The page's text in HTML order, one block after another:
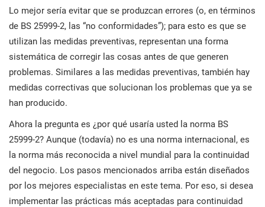
Lo mejor sería evitar que se produzcan errores (o, en términos
de BS 25999-2, las “no conformidades”); para esto es que se
utilizan las medidas preventivas, representan una forma
sistemática de corregir las cosas antes de que generen
problemas. Similares a las medidas preventivas, también hay
medidas correctivas que solucionan los problemas que ya se
han producido.
Ahora la pregunta es ¿por qué usaría usted la norma BS
25999-2? Aunque (todavía) no es una norma internacional, es
la norma más reconocida a nivel mundial para la continuidad
del negocio. Los pasos mencionados arriba están diseñados
por los mejores especialistas en este tema. Por eso, si desea
implementar las prácticas más aceptadas para continuidad